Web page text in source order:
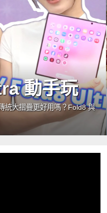
動手玩
統大摺疊更好用嗎？Fold8 與